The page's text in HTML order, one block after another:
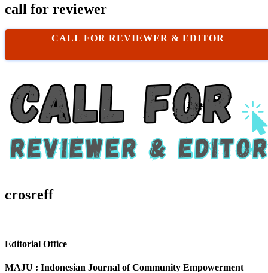
call for reviewer
CALL FOR REVIEWER & EDITOR
crosreff
Editorial Office
MAJU : Indonesian Journal of Community Empowerment